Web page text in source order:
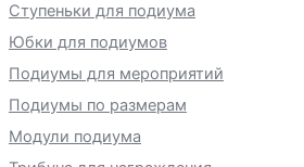
Ступеньки для подиума
Юбки для подиумов
Подиумы для мероприятий
Подиумы по размерам
Модули подиума